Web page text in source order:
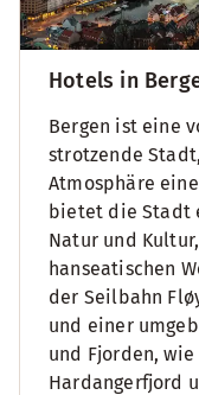
Hotels in
Bergen ist eine
strotzende
Atmosphäre
bietet die Stadt
Natur und
hanseatischen
der Seilbahn
und einer
und Fjorden,
Hardangerfjord